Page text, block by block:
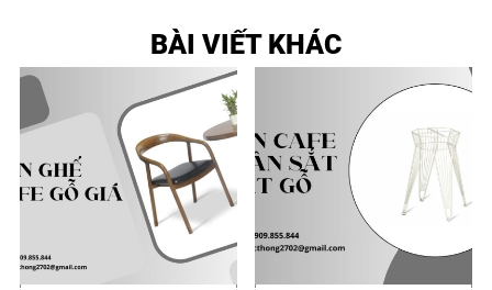
BÀI VIẾT KHÁC